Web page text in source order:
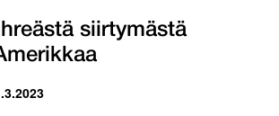
siirtymästä